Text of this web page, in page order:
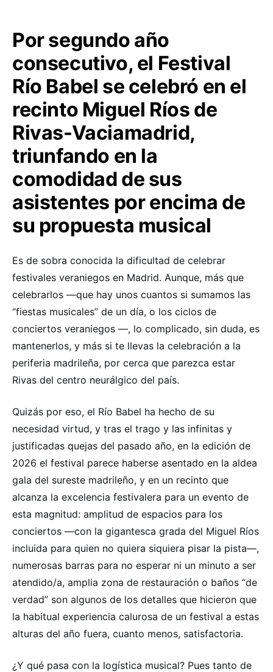
Por segundo año
consecutivo, el Festival
Río Babel se celebró en el
recinto Miguel Ríos de
Rivas-Vaciamadrid,
triunfando en la
comodidad de sus
asistentes por encima de
su propuesta musical
Es de sobra conocida la dificultad de celebrar
festivales veraniegos en Madrid. Aunque, más que
celebrarlos —que hay unos cuantos si sumamos las
“fiestas musicales” de un día, o los ciclos de
conciertos veraniegos —, lo complicado, sin duda, es
mantenerlos, y más si te llevas la celebración a la
periferia madrileña, por cerca que parezca estar
Rivas del centro neurálgico del país.
Quizás por eso, el Río Babel ha hecho de su
necesidad virtud, y tras el trago y las infinitas y
justificadas quejas del pasado año, en la edición de
2026 el festival parece haberse asentado en la aldea
gala del sureste madrileño, y en un recinto que
alcanza la excelencia festivalera para un evento de
esta magnitud: amplitud de espacios para los
conciertos —con la gigantesca grada del Miguel Ríos
incluida para quien no quiera siquiera pisar la pista—,
numerosas barras para no esperar ni un minuto a ser
atendido/a, amplia zona de restauración o baños “de
verdad” son algunos de los detalles que hicieron que
la habitual experiencia calurosa de un festival a estas
alturas del año fuera, cuanto menos, satisfactoria.
¿Y qué pasa con la logística musical? Pues tanto de